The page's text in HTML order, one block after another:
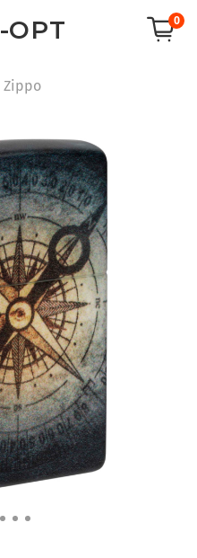
OPT 0
Zippo